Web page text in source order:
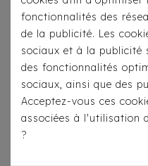
fonctionnalités des
de la publicité. Les
sociaux et à la
des fonctionnalités
sociaux, ainsi que des
Acceptez-vous ces
associées à l'utilisation
?